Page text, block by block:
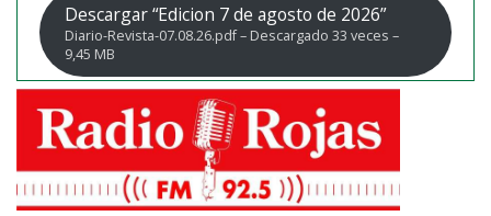
Descargar “Edicion 7 de agosto de 2026”
Diario-Revista-07.08.26.pdf – Descargado 33 veces –
9,45 MB